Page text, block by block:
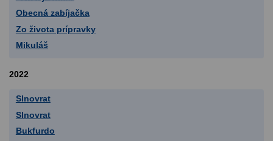
Obecná zabíjačka
Zo života prípravky
Mikuláš
2022
Slnovrat
Slnovrat
Bukfurdo